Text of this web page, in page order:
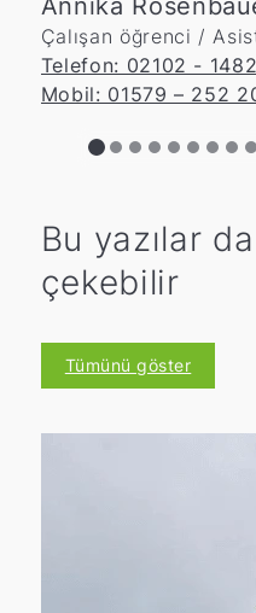
Annika
Çalışan öğrenci /
Telefon: 02102 -
Mobil: 01579 – 252
Bu yazılar
çekebilir
Tümünü göster